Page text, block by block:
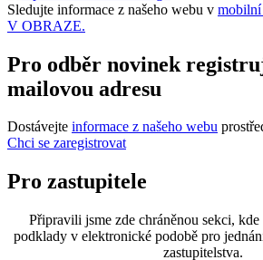
Sledujte informace z našeho webu v
V OBRAZE.
Pro odběr novinek
mailovou adresu
Dostávejte informace z našeho webu
Chci se zaregistrovat
Pro zastupitele
Připravili jsme zde chráněnou sekci,
podklady v elektronické podobě pro
zastupitelstva.